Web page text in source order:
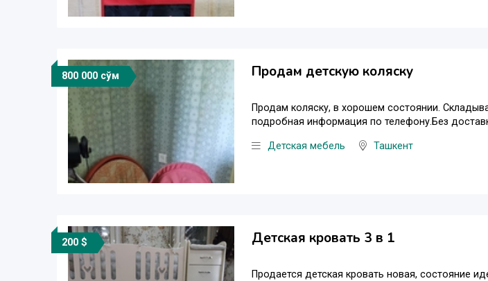
800 000 сўм Продам детскую коляску
Продам коляску, в хорошем состоянии.
подробная информация по телефону.Без
Детская мебель Ташкент
200 $ Детская кровать 3 в 1
Продается детская кровать новая, состояние